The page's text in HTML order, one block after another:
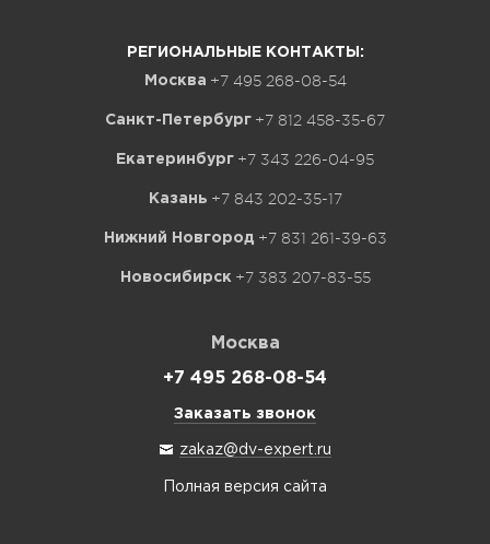
РЕГИОНАЛЬНЫЕ КОНТАКТЫ:
Москва +7 495 268-08-54
Санкт-Петербург +7 812 458-35-67
Екатеринбург +7 343 226-04-95
Казань +7 843 202-35-17
Нижний Новгород +7 831 261-39-63
Новосибирск +7 383 207-83-55
Москва
+7 495 268-08-54
Заказать звонок
zakaz@dv-expert.ru
Полная версия сайта